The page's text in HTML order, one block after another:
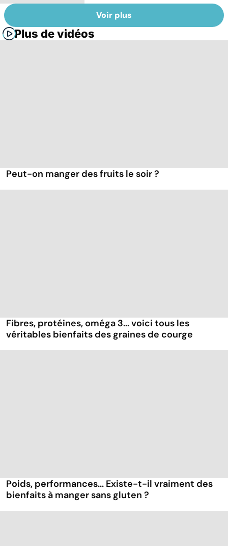
Voir plus
Plus de vidéos
Peut-on manger des fruits le soir ?
Fibres, protéines, oméga 3... voici tous les
véritables bienfaits des graines de courge
Poids, performances... Existe-t-il vraiment des
bienfaits à manger sans gluten ?